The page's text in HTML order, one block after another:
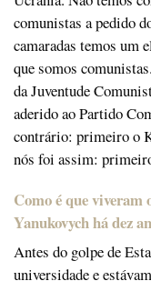
comunistas a pedido
camaradas temos um
que somos
da Juventude
aderido ao Partido
contrário: primeiro o
nós foi assim:
Como é que
Yanukovych há dez
Antes do golpe de
universidade e